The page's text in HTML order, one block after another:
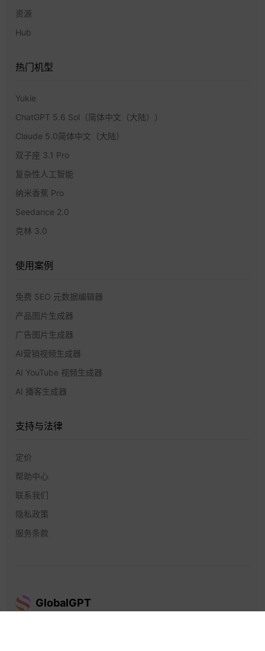
资源
Hub
热门机型
Yukie
ChatGPT 5.6 Sol（简体中文（大陆））
Claude 5.0简体中文（大陆）
双子座 3.1 Pro
复杂性人工智能
纳米香蕉 Pro
Seedance 2.0
克林 3.0
使用案例
免费 SEO 元数据编辑器
产品图片生成器
广告图片生成器
AI营销视频生成器
AI YouTube 视频生成器
AI 播客生成器
支持与法律
定价
帮助中心
联系我们
隐私政策
服务条款
GlobalGPT